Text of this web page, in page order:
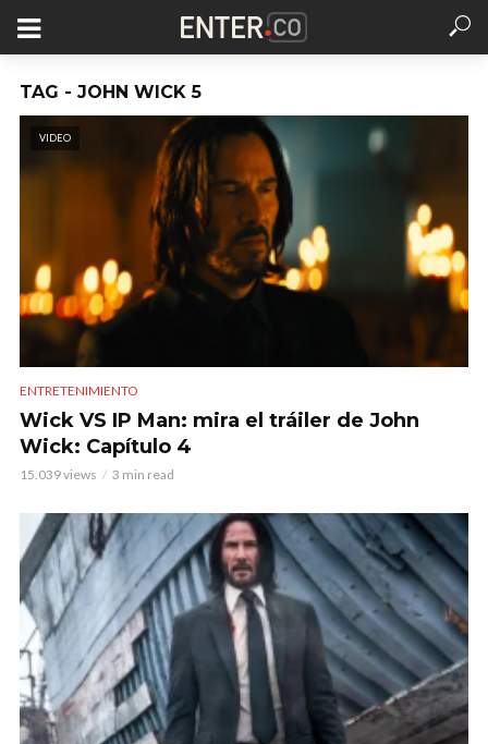
TAG - JOHN WICK 5
VIDEO
ENTRETENIMIENTO
Wick VS IP Man: mira el tráiler de John
Wick: Capítulo 4
15.039 views 3 min read